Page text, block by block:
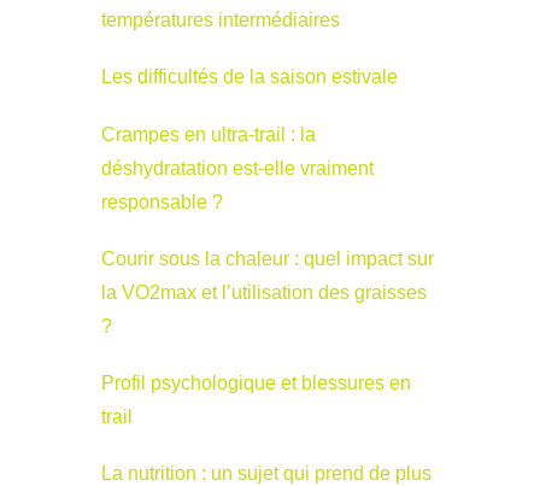
températures intermédiaires
Les difficultés de la saison estivale
Crampes en ultra-trail : la
déshydratation est-elle vraiment
responsable ?
Courir sous la chaleur : quel impact sur
la VO2max et l’utilisation des graisses
?
Profil psychologique et blessures en
trail
La nutrition : un sujet qui prend de plus